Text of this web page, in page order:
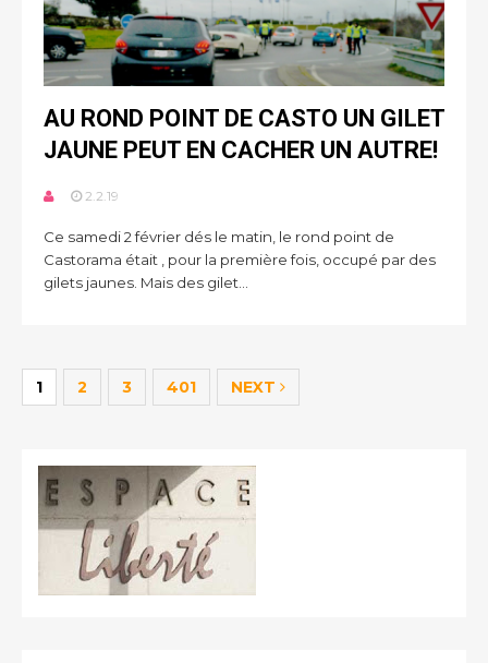
AU ROND POINT DE CASTO UN GILET
JAUNE PEUT EN CACHER UN AUTRE!
2.2.19
Ce samedi 2 février dés le matin, le rond point de
Castorama était , pour la première fois, occupé par des
gilets jaunes. Mais des gilet...
1 2 3 401 NEXT